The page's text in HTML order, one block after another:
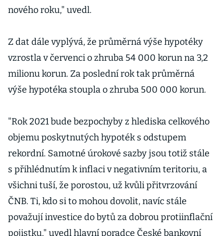
nového roku," uvedl.
Z dat dále vyplývá, že průměrná výše hypotéky
vzrostla v červenci o zhruba 54 000 korun na 3,2
milionu korun. Za poslední rok tak průměrná
výše hypotéka stoupla o zhruba 500 000 korun.
"Rok 2021 bude bezpochyby z hlediska celkového
objemu poskytnutých hypoték s odstupem
rekordní. Samotné úrokové sazby jsou totiž stále
s přihlédnutím k inflaci v negativním teritoriu, a
všichni tuší, že porostou, už kvůli přitvrzování
ČNB. Ti, kdo si to mohou dovolit, navíc stále
považují investice do bytů za dobrou protiinflační
pojistku," uvedl hlavní poradce České bankovní